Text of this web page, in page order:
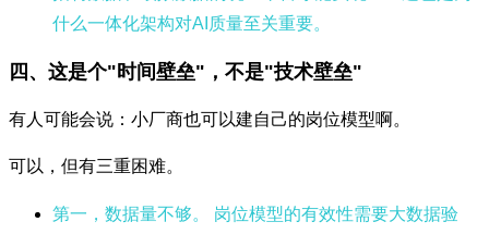
什么一体化架构对AI质量至关重要。
四、这是个"时间壁垒"，不是"技术壁垒"
有人可能会说：小厂商也可以建自己的岗位模型啊。
可以，但有三重困难。
第一，数据量不够。 岗位模型的有效性需要大数据验